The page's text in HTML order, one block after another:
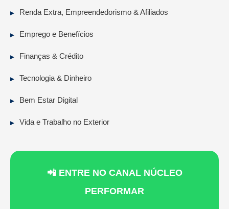
Renda Extra, Empreendedorismo & Afiliados
Emprego e Benefícios
Finanças & Crédito
Tecnologia & Dinheiro
Bem Estar Digital
Vida e Trabalho no Exterior
📲 ENTRE NO CANAL NÚCLEO
PERFORMAR